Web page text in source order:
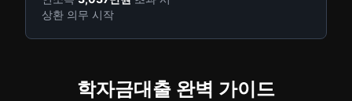
상환 의무 시작
학자금대출 완벽 가이드